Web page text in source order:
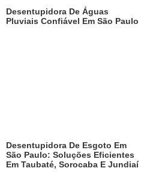
Desentupidora De Águas
Pluviais Confiável Em São Paulo
Desentupidora De Esgoto Em
São Paulo: Soluções Eficientes
Em Taubaté, Sorocaba E Jundiaí